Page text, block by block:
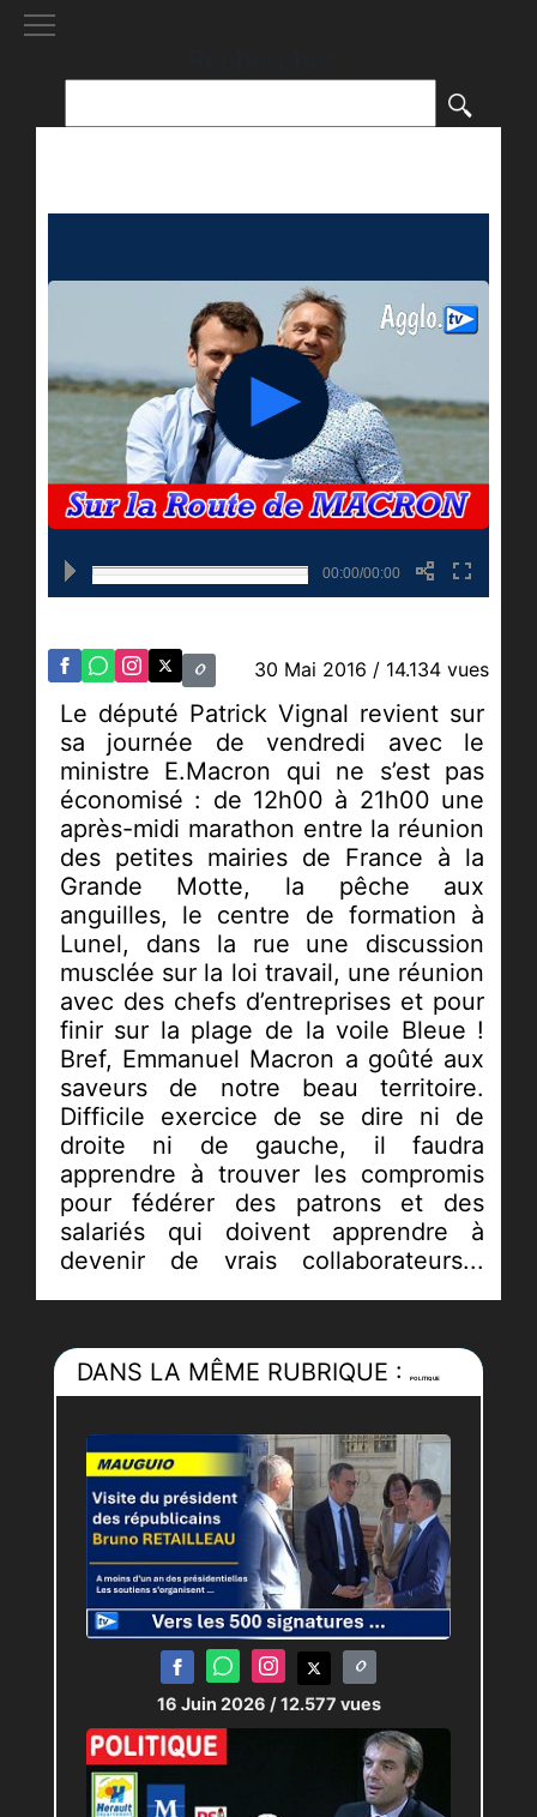
00:00/00:00
30 Mai 2016 / 14.134 vues
Le député Patrick Vignal revient sur
sa journée de vendredi avec le
ministre E.Macron qui ne s’est pas
économisé : de 12h00 à 21h00 une
après-midi marathon entre la réunion
des petites mairies de France à la
Grande Motte, la pêche aux
anguilles, le centre de formation à
Lunel, dans la rue une discussion
musclée sur la loi travail, une réunion
avec des chefs d’entreprises et pour
finir sur la plage de la voile Bleue !
Bref, Emmanuel Macron a goûté aux
saveurs de notre beau territoire.
Difficile exercice de se dire ni de
droite ni de gauche, il faudra
apprendre à trouver les compromis
pour fédérer des patrons et des
salariés qui doivent apprendre à
devenir de vrais collaborateurs...
un Premier ministre qui doit
desserrer la mâchoire, Patrick Vignal
explique sa position et aspire à un
apaisement de la situation sur la loi
travail.
DANS LA MÊME RUBRIQUE :POLITIQUE
16 Juin 2026 / 12.577 vues